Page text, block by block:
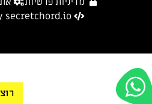
secretchord.io